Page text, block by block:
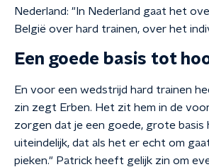
Nederland: "In Nederland gaat het
België over hard trainen, over het
Een goede basis tot
En voor een wedstrijd hard trainen
zin zegt Erben. Het zit hem in de
zorgen dat je een goede, grote basis
uiteindelijk, dat als het er echt om
pieken." Patrick heeft gelijk zin om